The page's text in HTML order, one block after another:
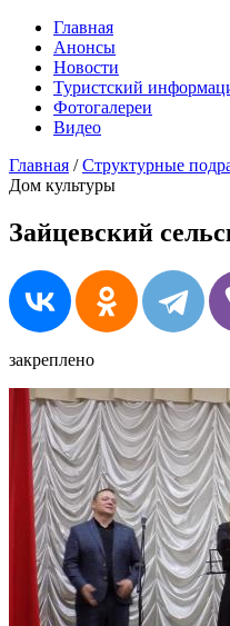
Главная
Анонсы
Новости
Туристский
Фотогалереи
Видео
Главная /Структурные
Дом культуры
Зайцевский
закреплено